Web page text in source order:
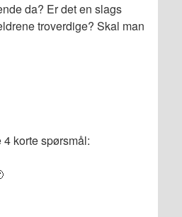
da? Er det en slags
troverdige? Skal man
korte spørsmål: